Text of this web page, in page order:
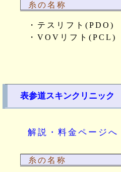
糸の名称
・テスリフト(PDO)
・VOVリフト(PCL)
表参道スキンクリニッ
解説・料金ページへ
糸の名称